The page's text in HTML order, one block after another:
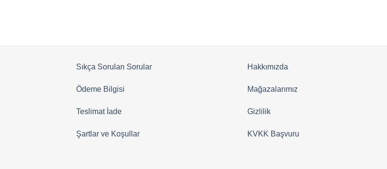
Sıkça Sorulan Sorular
Ödeme Bilgisi
Teslimat İade
Şartlar ve Koşullar
Hakkımızda
Mağazalarımız
Gizlilik
KVKK Başvuru